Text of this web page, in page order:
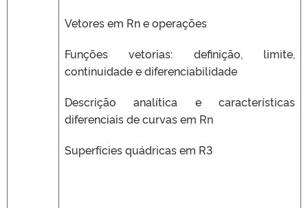
Vetores em Rn e operações
Funções vetorias: definição, limite,
continuidade e diferenciabilidade
Descrição analítica e características
diferenciais de curvas em Rn
Superfícies quádricas em R3